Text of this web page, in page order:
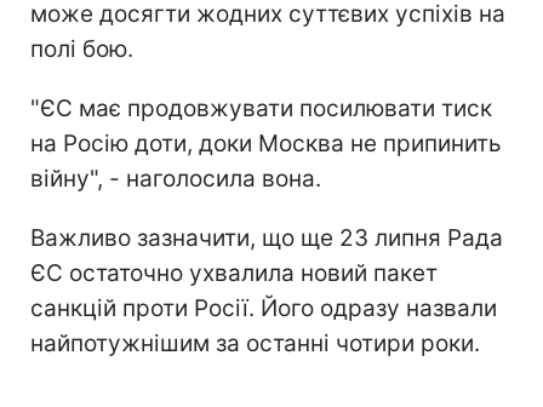
може досягти жодних суттєвих успіхів на
полі бою.
"ЄС має продовжувати посилювати тиск
на Росію доти, доки Москва не припинить
війну", - наголосила вона.
Важливо зазначити, що ще 23 липня Рада
ЄС остаточно ухвалила новий пакет
санкцій проти Росії. Його одразу назвали
найпотужнішим за останні чотири роки.